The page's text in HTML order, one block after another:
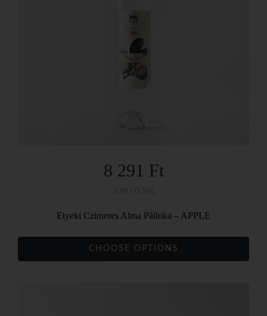
8 291 Ft
Etyeki Czimeres Alma Pálinka – APPLE
CHOOSE OPTIONS